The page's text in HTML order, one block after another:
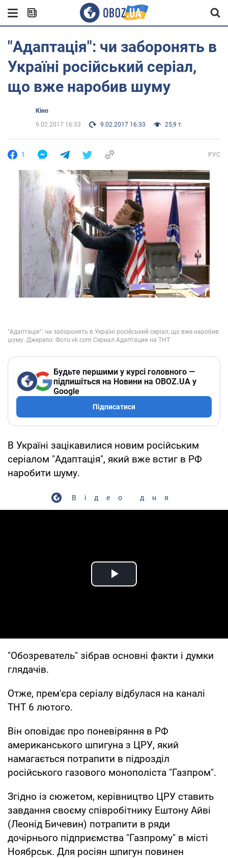
"Адаптація": чи заборонять в
Україні російський серіал,
що вже наробив шуму
Кіно
9.02.2017 16:33
9.02.2017 16:33 25,9 т.
1 РУС
Будьте першими у курсі головного —
підпишіться на Новини на OBOZ.UA у
Google
Підписатися
В Україні зацікавилися новим російським
серіалом "Адаптація", який вже встиг в РФ
наробити шуму.
Відео дня
Play Video
"Обозреватель" зібрав основні факти і думки
глядачів.
Отже, прем'єра серіалу відбулася на каналі
ТНТ 6 лютого.
Він оповідає про поневіряння в РФ
американського шпигуна з ЦРУ, який
намагається потрапити в підрозділ
російського газового монополіста "Газпром".
Згідно із сюжетом, керівництво ЦРУ ставить
завдання своєму співробітнику Ештону Айві
(Леонід Бичевин) потрапити в ряди
дочірнього підприємства "Газпрому" в місті
Ноябрськ. Для росіян шпигун повинен